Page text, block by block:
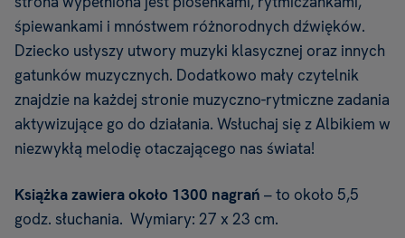
śpiewankami i mnóstwem różnorodnych dźwięków.
Dziecko usłyszy utwory muzyki klasycznej oraz innych
gatunków muzycznych. Dodatkowo mały czytelnik
znajdzie na każdej stronie muzyczno-rytmiczne zadania
aktywizujące go do działania. Wsłuchaj się z Albikiem w
niezwykłą melodię otaczającego nas świata!
Książka zawiera około 1300 nagrań – to około 5,5
godz. słuchania. Wymiary: 27 x 23 cm.